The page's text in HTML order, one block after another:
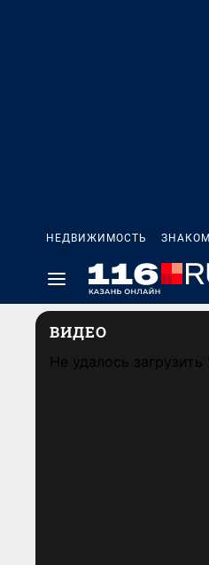
НЕДВИЖИМОСТЬ
ВИДЕО
Не удалось загрузить